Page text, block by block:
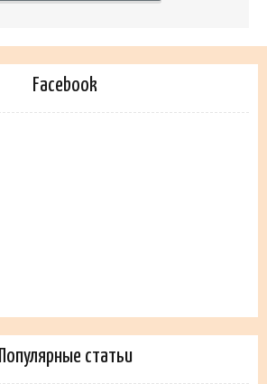
Facebook
Популярные статьи